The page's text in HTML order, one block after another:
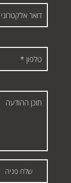
שלח פניה